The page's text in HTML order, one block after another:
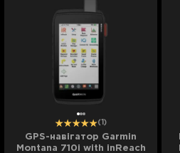
(1)
GPS-навігатор Garmin
Montana 710i with inReach